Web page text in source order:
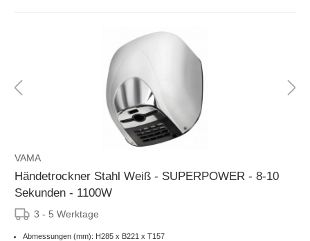
VAMA
Händetrockner Stahl Weiß - SUPERPOWER - 8-10
Sekunden - 1100W
3 - 5 Werktage
Abmessungen (mm): H285 x B221 x T157